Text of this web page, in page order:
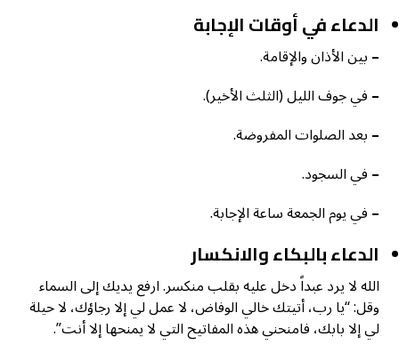
الدعاء في أوقات الإجابة
–بين الأذان والإقامة.
–في جوف الليل (الثلث الأخير).
–بعد الصلوات المفروضة.
–في السجود.
–في يوم الجمعة ساعة الإجابة.
الدعاء بالبكاء والانكسار
الله لا يرد عبداً دخل عليه بقلب منكسر. ارفع يديك إلى السماء
وقل: “يا رب، أتيتك خالي الوفاض، لا عمل لي إلا رجاؤك، لا حيلة
لي إلا بابك، فامنحني هذه المفاتيح التي لا يمنحها إلا أنت”.